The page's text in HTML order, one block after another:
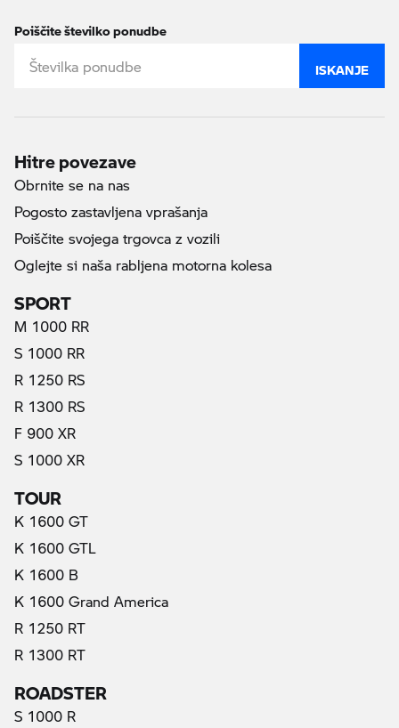
Poiščite številko ponudbe
ISKANJE
Hitre povezave
Obrnite se na nas
Pogosto zastavljena vprašanja
Poiščite svojega trgovca z vozili
Oglejte si naša rabljena motorna kolesa
SPORT
M 1000 RR
S 1000 RR
R 1250 RS
R 1300 RS
F 900 XR
S 1000 XR
TOUR
K 1600 GT
K 1600 GTL
K 1600 B
K 1600 Grand America
R 1250 RT
R 1300 RT
ROADSTER
S 1000 R